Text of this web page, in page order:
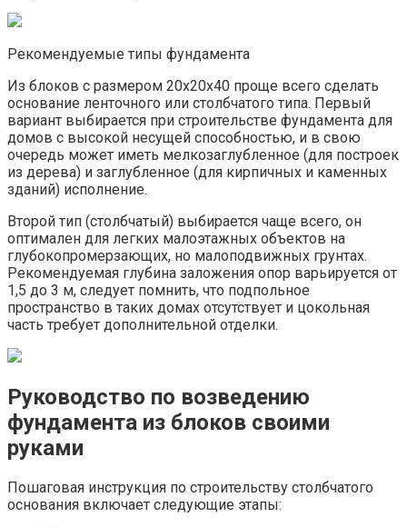
Рекомендуемые типы фундамента
Из блоков с размером 20х20х40 проще всего сделать
основание ленточного или столбчатого типа. Первый
вариант выбирается при строительстве фундамента для
домов с высокой несущей способностью, и в свою
очередь может иметь мелкозаглубленное (для построек
из дерева) и заглубленное (для кирпичных и каменных
зданий) исполнение.
Второй тип (столбчатый) выбирается чаще всего, он
оптимален для легких малоэтажных объектов на
глубокопромерзающих, но малоподвижных грунтах.
Рекомендуемая глубина заложения опор варьируется от
1,5 до 3 м, следует помнить, что подпольное
пространство в таких домах отсутствует и цокольная
часть требует дополнительной отделки.
Руководство по возведению
фундамента из блоков своими
руками
Пошаговая инструкция по строительству столбчатого
основания включает следующие этапы: